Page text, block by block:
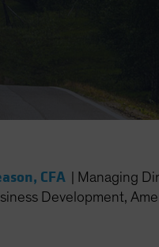
CFA
Managing
Development,